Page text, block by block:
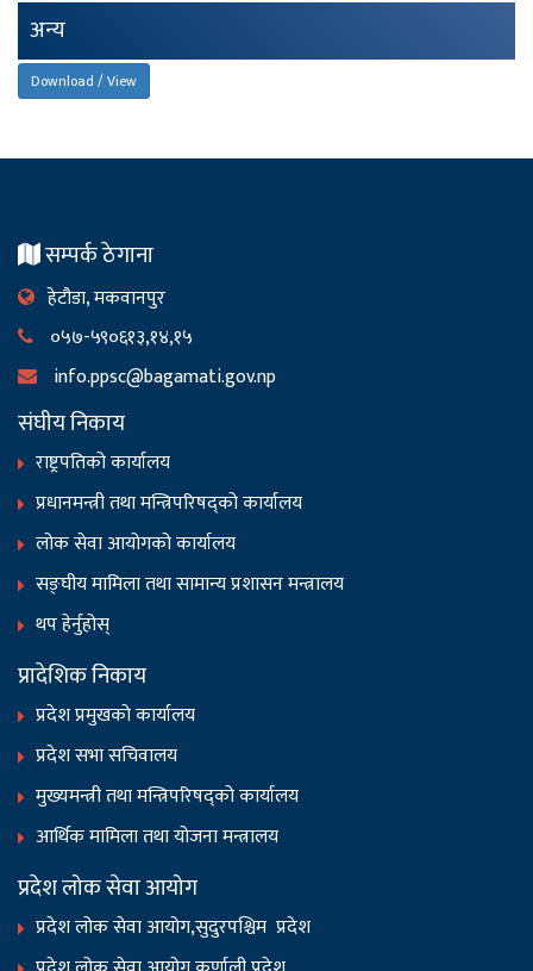
अन्य
Download / View
सम्पर्क ठेगाना
हेटौडा, मकवानपुर
०५७-५९०६१३,१४,१५
info.ppsc@bagamati.gov.np
संघीय निकाय
राष्ट्रपतिको कार्यालय
प्रधानमन्त्री तथा मन्त्रिपरिषद्को कार्यालय
लोक सेवा आयोगको कार्यालय
सङ्‍घीय मामिला तथा सामान्य प्रशासन मन्त्रालय
थप हेर्नुहोस्
प्रादेशिक निकाय
प्रदेश प्रमुखको कार्यालय
प्रदेश सभा सचिवालय
मुख्यमन्त्री तथा मन्त्रिपरिषद्को कार्यालय
आर्थिक मामिला तथा योजना मन्त्रालय
प्रदेश लोक सेवा आयोग
प्रदेश लोक सेवा आयोग,सुदुरपश्चिम प्रदेश